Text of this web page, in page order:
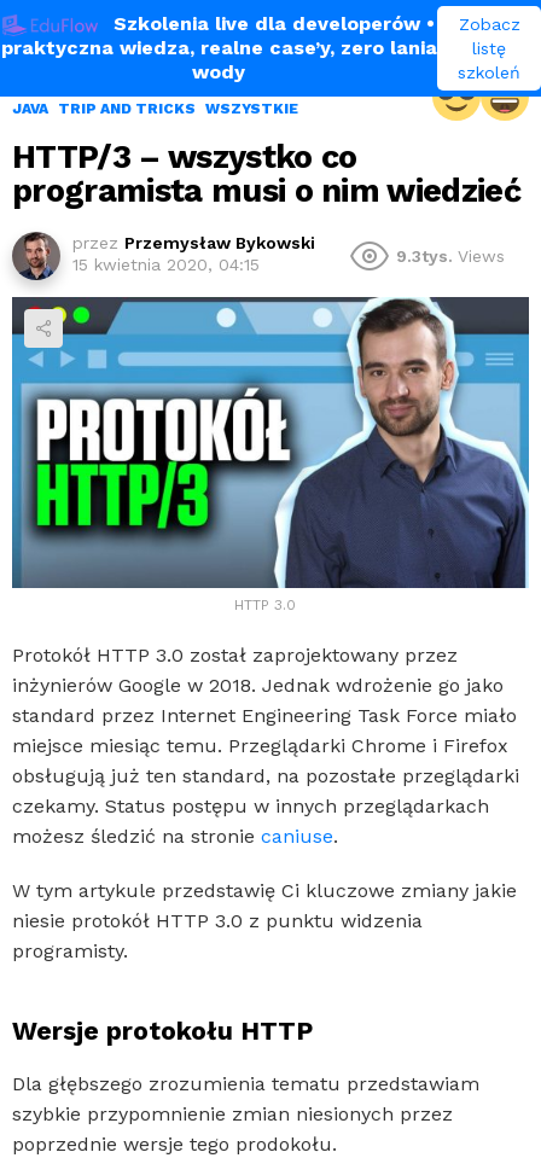
Szkolenia live dla developerów•
praktyczna wiedza, realne case’y, zero lania
wody
Zobacz
listę
szkoleń
JAVA TRIP AND TRICKS WSZYSTKIE
HTTP/3 – wszystko co
programista musi o nim wiedzieć
przez Przemysław Bykowski
15 kwietnia 2020, 04:15
9.3tys. Views
HTTP 3.0
Protokół HTTP 3.0 został zaprojektowany przez
inżynierów Google w 2018. Jednak wdrożenie go jako
standard przez Internet Engineering Task Force miało
miejsce miesiąc temu. Przeglądarki Chrome i Firefox
obsługują już ten standard, na pozostałe przeglądarki
czekamy. Status postępu w innych przeglądarkach
możesz śledzić na stronie caniuse.
W tym artykule przedstawię Ci kluczowe zmiany jakie
niesie protokół HTTP 3.0 z punktu widzenia
programisty.
Wersje protokołu HTTP
Dla głębszego zrozumienia tematu przedstawiam
szybkie przypomnienie zmian niesionych przez
poprzednie wersje tego prodokołu.